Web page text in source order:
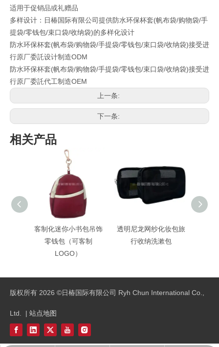
适用于促销品或礼赠品
多样设计：日椿国际有限公司提供防水环保杯套(帆布袋/购物袋/手
提袋/零钱包/束口袋/收纳袋)的多样化设计
防水环保杯套(帆布袋/购物袋/手提袋/零钱包/束口袋/收纳袋)接受进
行原厂委託设计制造ODM
防水环保杯套(帆布袋/购物袋/手提袋/零钱包/束口袋/收纳袋)接受进
行原厂委託代工制造OEM
上一条:
下一条:
相关产品
客制化迷你小书包吊饰
零钱包（可客制
LOGO）
透明尼龙网纱化妆包旅
行收纳洗漱包
版权所有 2026 ©日椿国际有限公司 Ryh Chun International Co.,
Ltd. | 站点地图